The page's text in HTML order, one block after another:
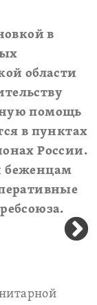
в
области
помощь
в пунктах
России.
беженцам